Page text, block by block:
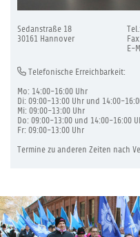
Sedanstraße 18
30161 Hannover
E-
Telefonische Erreichbarkeit:
Mo: 14:00-16:00 Uhr
Di: 09:00-13:00 Uhr und 14:00-
Mi: 09:00-13:00 Uhr
Do: 09:00-13:00 und 14:00-16:00
Fr: 09:00-13:00 Uhr
Termine zu anderen Zeiten nach